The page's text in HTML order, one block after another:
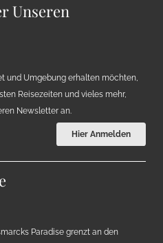
Unseren
und Umgebung erhalten möchten,
Reisezeiten und vieles mehr,
Newsletter an.
Hier Anmelden
Paradise grenzt an den